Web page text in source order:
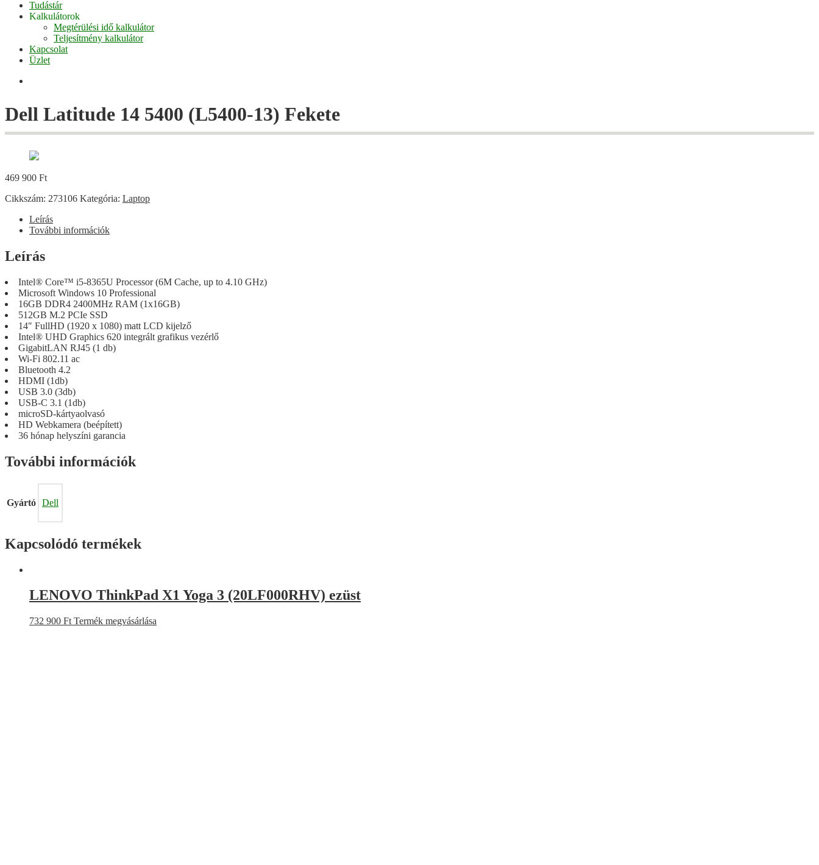
Tudástár
Kalkulátorok
Megtérülési idő kalkulátor
Teljesítmény kalkulátor
Kapcsolat
Üzlet
Dell Latitude 14 5400 (L5400-13) Fekete
469 900 Ft
Cikkszám: 273106 Kategória: Laptop
Leírás
További információk
Leírás
Intel® Core™ i5-8365U Processor (6M Cache, up to 4.10 GHz)
Microsoft Windows 10 Professional
16GB DDR4 2400MHz RAM (1x16GB)
512GB M.2 PCIe SSD
14″ FullHD (1920 x 1080) matt LCD kijelző
Intel® UHD Graphics 620 integrált grafikus vezérlő
GigabitLAN RJ45 (1 db)
Wi-Fi 802.11 ac
Bluetooth 4.2
HDMI (1db)
USB 3.0 (3db)
USB-C 3.1 (1db)
microSD-kártyaolvasó
HD Webkamera (beépített)
36 hónap helyszíni garancia
További információk
Gyártó Dell
Kapcsolódó termékek
LENOVO ThinkPad X1 Yoga 3 (20LF000RHV) ezüst
732 900 Ft Termék megvásárlása